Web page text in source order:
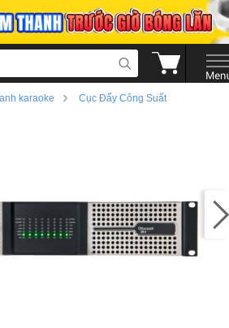
karaoke › Cục Đẩy Công Suất